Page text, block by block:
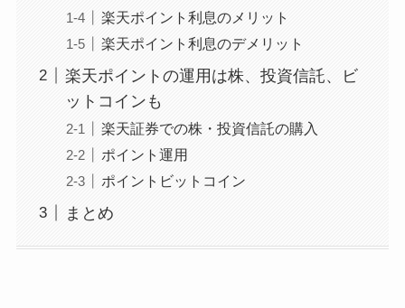
楽天ポイント利息のメリット
楽天ポイント利息のデメリット
楽天ポイントの運用は株、投資信託、ビ
ットコインも
楽天証券での株・投資信託の購入
ポイント運用
ポイントビットコイン
まとめ